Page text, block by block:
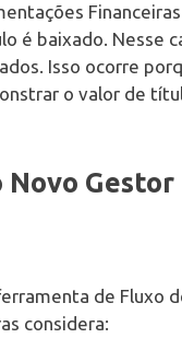
é baixado. Nesse
Isso ocorre
o valor de
de Fluxo
considera: